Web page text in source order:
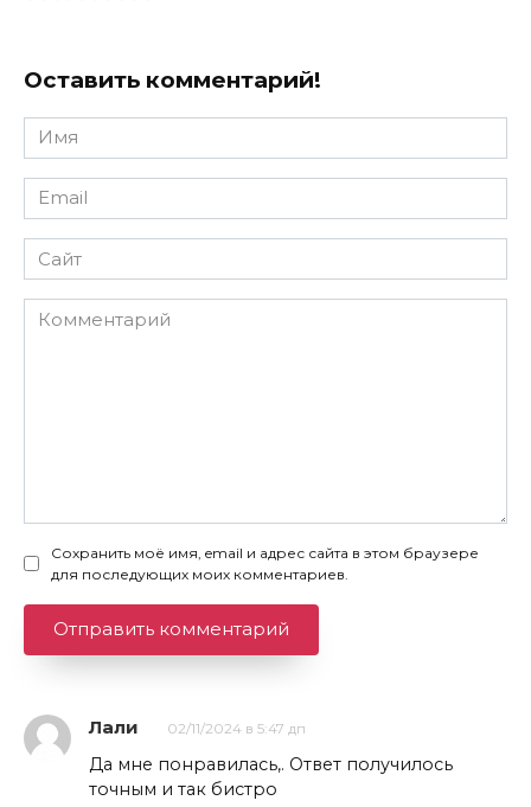
Оставить комментарий!
Имя
*
Email
*
Сайт
Комментарий
Сохранить моё имя, email и адрес сайта в этом браузере
для последующих моих комментариев.
Лали 02/11/2024 в 5:47 дп
Да мне понравилась,. Ответ получилось
точным и так бистро